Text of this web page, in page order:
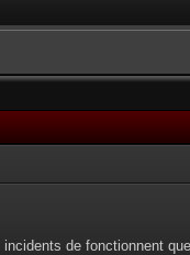
de fonctionnent